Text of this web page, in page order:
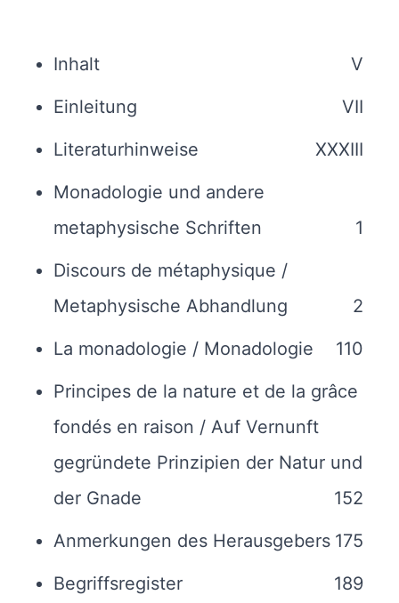
Inhalt
V
Einleitung
VII
Literaturhinweise
XXXIII
Monadologie und andere
metaphysische Schriften
1
Discours de métaphysique /
Metaphysische Abhandlung
2
La monadologie / Monadologie
110
Principes de la nature et de la grâce
fondés en raison / Auf Vernunft
gegründete Prinzipien der Natur und
der Gnade
152
Anmerkungen des Herausgebers 175
Begriffsregister
189